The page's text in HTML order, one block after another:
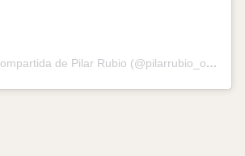
Una publicación compartida de Pilar Rubio (@pilarrubio_oficial)